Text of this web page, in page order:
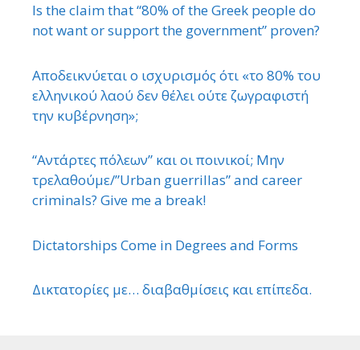
Is the claim that “80% of the Greek people do
not want or support the government” proven?
Αποδεικνύεται ο ισχυρισμός ότι «το 80% του
ελληνικού λαού δεν θέλει ούτε ζωγραφιστή
την κυβέρνηση»;
“Αντάρτες πόλεων” και οι ποινικοί; Μην
τρελαθούμε/”Urban guerrillas” and career
criminals? Give me a break!
Dictatorships Come in Degrees and Forms
Δικτατορίες με… διαβαθμίσεις και επίπεδα.